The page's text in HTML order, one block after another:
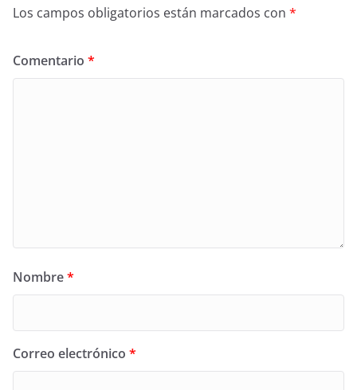
Los campos obligatorios están marcados con *
Comentario *
Nombre*
Correo electrónico *